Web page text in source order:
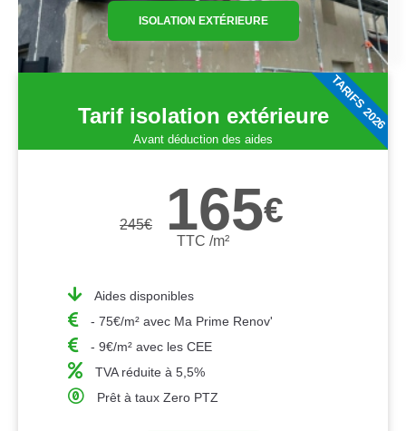
ISOLATION EXTÉRIEURE
Tarif isolation extérieure
Avant déduction des aides
245€ 165€
TTC /m²
Aides disponibles
- 75€/m² avec Ma Prime Renov'
- 9€/m² avec les CEE
TVA réduite à 5,5%
Prêt à taux Zero PTZ
TARIFS 2026